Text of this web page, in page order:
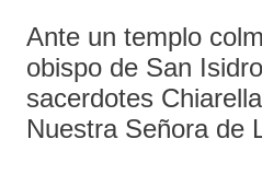
Ante un templo
obispo de San
sacerdotes
Nuestra Señora de